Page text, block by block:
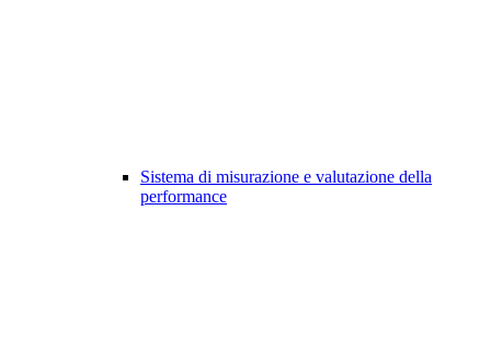
Sistema di misurazione e valutazione della
performance